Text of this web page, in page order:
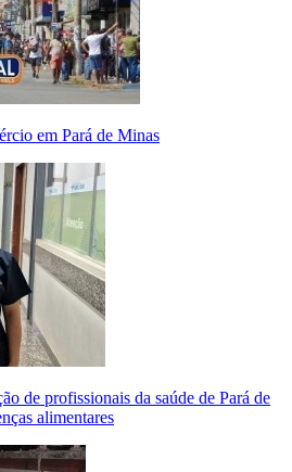
em Pará de Minas
de profissionais da saúde de Pará de
alimentares